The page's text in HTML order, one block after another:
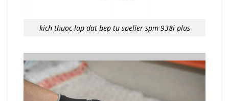
kich thuoc lap dat bep tu spelier spm 938i plus